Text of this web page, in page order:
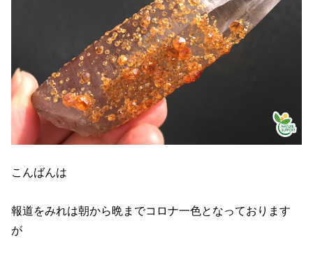
こんばんは
報道をみれは朝から晩までコロナ一色となっております
が